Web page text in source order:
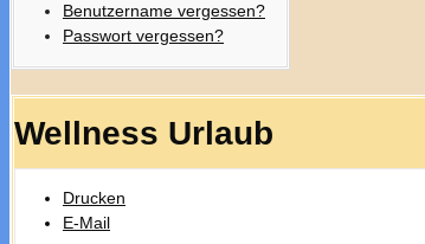
Benutzername vergessen?
Passwort vergessen?
Wellness Urlaub
Drucken
E-Mail